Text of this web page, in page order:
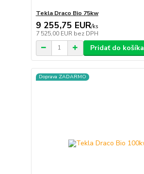
Tekla Draco Bio 75kw
9 255,75 EUR/ks
7 525,00 EUR bez DPH
Pridať do košíka
Doprava ZADARMO